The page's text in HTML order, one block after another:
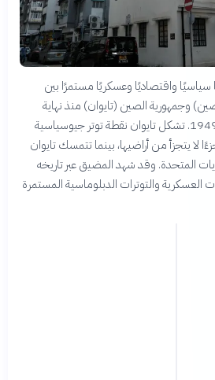
واقتصاديًا وعسكريًا مستمرًا بين
وجمهورية الصين (تايوان) منذ نهاية
الحرب الأهلية الصينية عام 1949. تشكل تايوان نقطة توتر جيوسياسية
لا يتجزأ من أراضيها، بينما تتمسك تايوان
المتحدة. وقد شهد المضيق عبر تاريخه
والتوترات الدبلوماسية المستمرة